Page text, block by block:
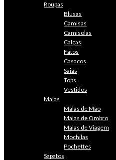
Roupas
Blusas
Camisas
Camisolas
Calças
Fatos
Casacos
Saias
Tops
Vestidos
Malas
Malas de Mão
Malas de Ombro
Malas de Viagem
Mochilas
Pochettes
Sapatos